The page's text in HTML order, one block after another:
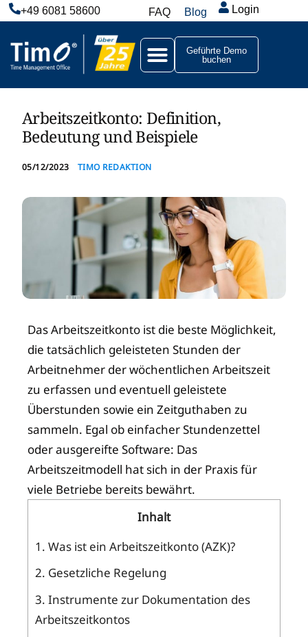
+49 6081 58600 FAQ Blog Login
Geführte Demo
buchen
Arbeitszeitkonto: Definition,
Bedeutung und Beispiele
05/12/2023 TIMO REDAKTION
Das Arbeitszeitkonto ist die beste Möglichkeit,
die tatsächlich geleisteten Stunden der
Arbeitnehmer der wöchentlichen Arbeitszeit
zu erfassen und eventuell geleistete
Überstunden sowie ein Zeitguthaben zu
sammeln. Egal ob einfacher Stundenzettel
oder ausgereifte Software: Das
Arbeitszeitmodell hat sich in der Praxis für
viele Betriebe bereits bewährt.
Inhalt
1. Was ist ein Arbeitszeitkonto (AZK)?
2. Gesetzliche Regelung
3. Instrumente zur Dokumentation des
Arbeitszeitkontos